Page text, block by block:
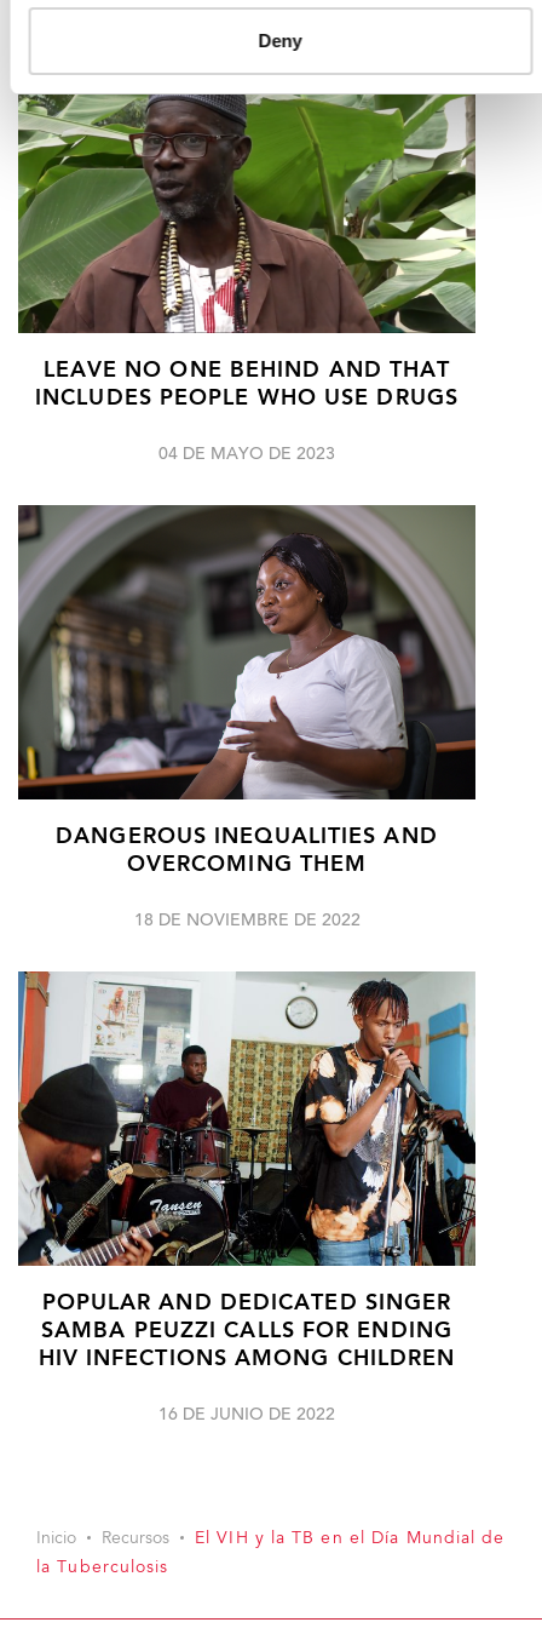
Deny
LEAVE NO ONE BEHIND AND THAT
INCLUDES PEOPLE WHO USE DRUGS
04 DE MAYO DE 2023
DANGEROUS INEQUALITIES AND
OVERCOMING THEM
18 DE NOVIEMBRE DE 2022
POPULAR AND DEDICATED SINGER
SAMBA PEUZZI CALLS FOR ENDING
HIV INFECTIONS AMONG CHILDREN
16 DE JUNIO DE 2022
Inicio Recursos
El VIH y la TB en el Día Mundial de
la Tuberculosis